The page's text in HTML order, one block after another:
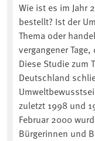
Wie ist es im Jahr
bestellt? Ist der
Thema oder
vergangener
Diese Studie zum
Deutschland
zuletzt 1998 und
Februar 2000
Bürgerinnen und